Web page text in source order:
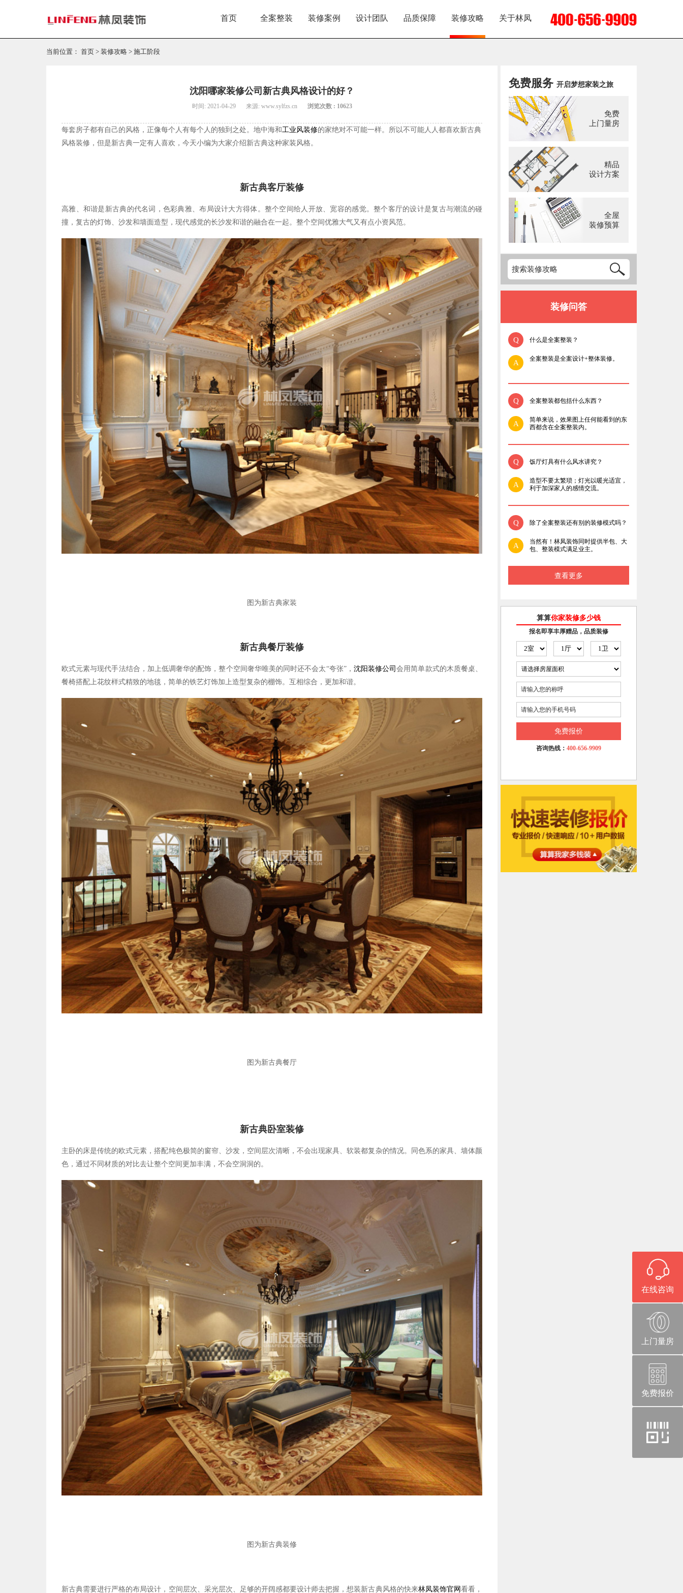
在线咨询
上门量房
免费报价
微
首页 全案整装 装修案例 设计团队 品质保障 装修攻略 关于林凤
当前位置： 首页 > 装修攻略 > 施工阶段
沈阳哪家装修公司新古典风格设计的好？
时间: 2021-04-29 来源: www.sylfzs.cn 浏览次数 : 10623
每套房子都有自己的风格，正像每个人有每个人的独到之处。地中海和工业风装修的家绝对不可能一样。所以不可能人人都喜欢新古典
风格装修，但是新古典一定有人喜欢，今天小编为大家介绍新古典这种家装风格。
新古典客厅装修
高雅、和谐是新古典的代名词，色彩典雅、布局设计大方得体。整个空间给人开放、宽容的感觉。整个客厅的设计是复古与潮流的碰
撞，复古的灯饰、沙发和墙面造型，现代感觉的长沙发和谐的融合在一起。整个空间优雅大气又有点小资风范。
图为新古典家装
新古典餐厅装修
欧式元素与现代手法结合，加上低调奢华的配饰，整个空间奢华唯美的同时还不会太“夸张”， 沈阳装修公司会用简单款式的木质餐桌、
餐椅搭配上花纹样式精致的地毯，简单的铁艺灯饰加上造型复杂的棚饰。互相综合，更加和谐。
图为新古典餐厅
新古典卧室装修
主卧的床是传统的欧式元素，搭配纯色极简的窗帘、沙发，空间层次清晰，不会出现家具、软装都复杂的情况。同色系的家具、墙体颜
色，通过不同材质的对比去让整个空间更加丰满，不会空洞洞的。
图为新古典装修
新古典需要进行严格的布局设计，空间层次、采光层次、足够的开阔感都要设计师去把握，想装新古典风格的快来林凤装饰官网 看看，
免费服务 开启梦想家装之旅
免费
上门量房
精品
设计方案
全屋
装修预算
装修问答
Q 什么是全案整装？
A 全案整装是全案设计+整体装修。
Q 全案整装都包括什么东西？
A
简单来说，效果图上任何能看到的东
西都含在全案整装内。
Q 饭厅灯具有什么风水讲究？
A
造型不要太繁琐；灯光以暖光适宜，
利于加深家人的感情交流。
Q 除了全案整装还有别的装修模式吗？
A
当然有！林凤装饰同时提供半包、大
包、整装模式满足业主。
查看更多
算算你家装修多少钱
报名即享丰厚赠品，品质装修
免费报价
咨询热线： 400-656-9909